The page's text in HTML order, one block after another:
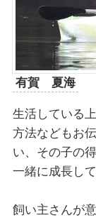
有賀 夏海
生活している
方法などもお
い、その子の
一緒に成長し
飼い主さんが